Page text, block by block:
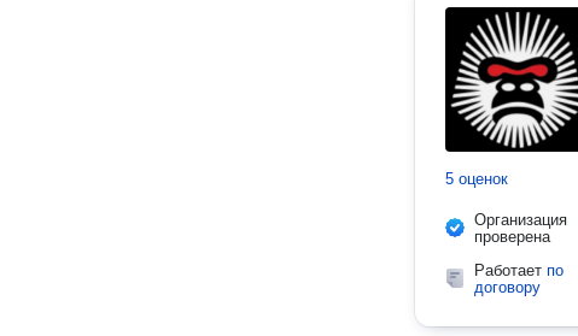
5 оценок
Организация
проверена
Работает по
договору